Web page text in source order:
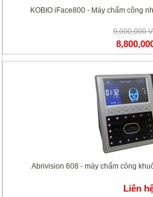
KOBIO iFace800 - Máy chấm công
9,000,000
Abrivision 608 - máy chấm công
Liên